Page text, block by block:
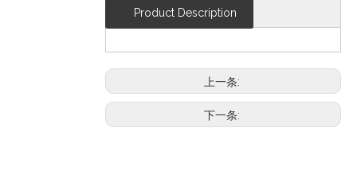
Product Description
上一条:
下一条: